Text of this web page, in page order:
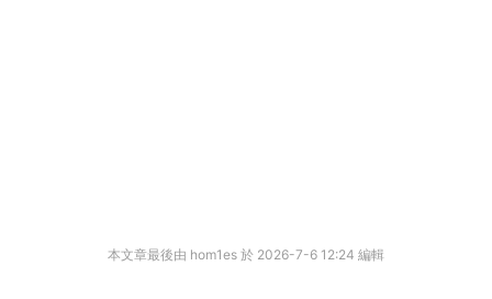
本文章最後由 hom1es 於 2026-7-6 12:24 編輯